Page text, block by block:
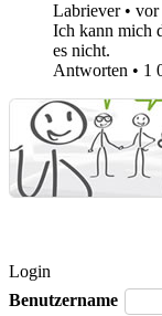
Labriever • vor
Ich kann mich
es nicht.
Antworten • 1
Login
Benutzername